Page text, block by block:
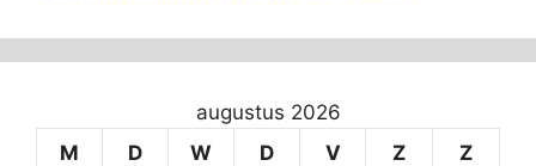
augustus 2026
M
D W D V Z Z